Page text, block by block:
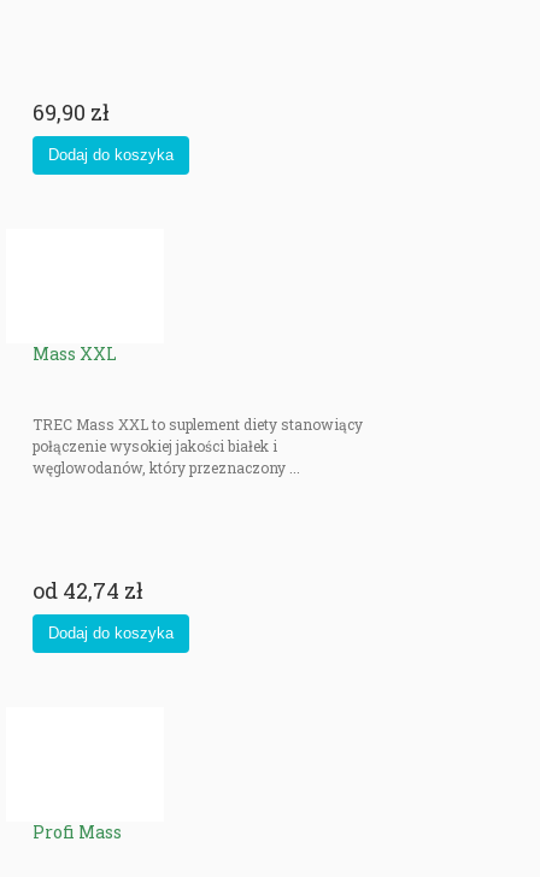
69,90 zł
Mass XXL
TREC Mass XXL to suplement diety stanowiący
połączenie wysokiej jakości białek i
węglowodanów, który przeznaczony ...
od 42,74 zł
Profi Mass